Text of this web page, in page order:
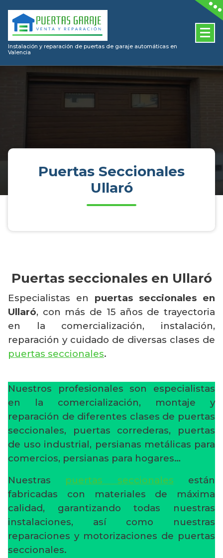
content
Instalación y reparación de puertas de garaje automáticas en
Valencia
Puertas Seccionales
Ullaró
Puertas seccionales en Ullaró
Especialistas en puertas seccionales en
Ullaró, con más de 15 años de trayectoria
en la comercialización, instalación,
reparación y cuidado de diversas clases de
puertas seccionales.
Nuestros profesionales son especialistas
en la comercialización, montaje y
reparación de diferentes clases de puertas
seccionales, puertas correderas, puertas
de uso industrial, persianas metálicas para
comercios, persianas para hogares…
Nuestras puertas seccionales están
fabricadas con materiales de máxima
calidad, garantizando todas nuestras
instalaciones, así como nuestras
reparaciones y motorizaciones de puertas
seccionales.